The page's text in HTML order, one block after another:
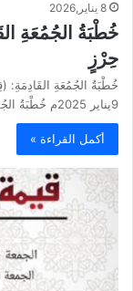
8 يناير,2026
خُطْبَةُ الجُمُعَةِ
حِرْزٍ
9يناير 2025م خُطْبَةُ الجُمُعَةِ القَادِمَةِ word: (قِيمَةُ…
أكمل القراءة »